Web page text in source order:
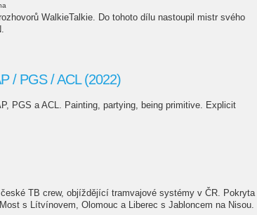
WalkieTalkie. Do tohoto dílu nastoupil mistr svého
/ PGS / ACL (2022)
PGS a ACL. Painting, partying, being primitive. Explicit
TB crew, objíždějící tramvajové systémy v ČR. Pokryta
s Lítvínovem, Olomouc a Liberec s Jabloncem na Nisou.